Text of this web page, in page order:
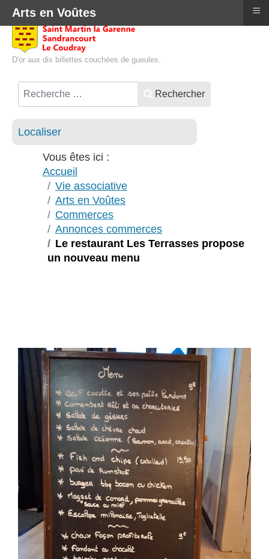
D'or aux dix billettes couchées de gueules.
Rechercher
Localiser
Vous êtes ici :
Accueil
Vie associative
Arts en Voûtes
Commerces
Annonces commerces
Le restaurant Les Terrasses propose
un nouveau menu
Arts en Voûtes ≡